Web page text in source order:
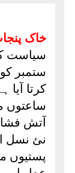
خاک
سیاست
ستمبر
کرتا
ساعتوں
آتش
نئ نسل
پستیوں